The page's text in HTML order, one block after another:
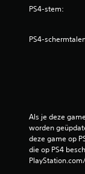
t
r
a
k
e
n
PS4-stem:
PS4-
Als je deze
worden
deze game op
die op PS4